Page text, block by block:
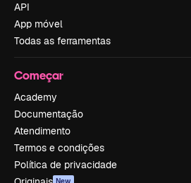
API
App móvel
Todas as ferramentas
Começar
Academy
Documentação
Atendimento
Termos e condições
Política de privacidade